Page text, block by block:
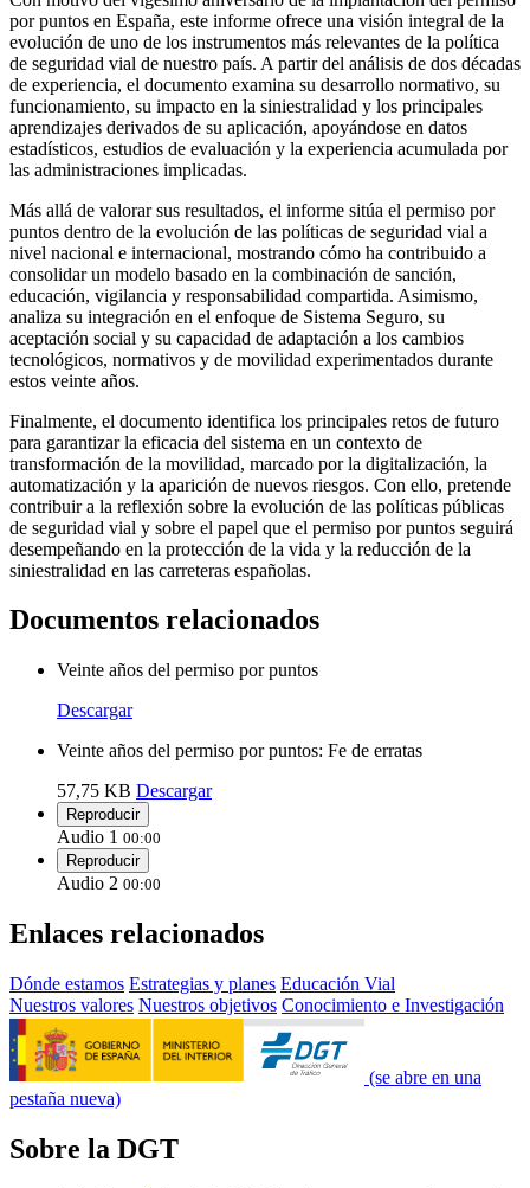
por puntos en España, este informe ofrece una visión integral de la
evolución de uno de los instrumentos más relevantes de la política
de seguridad vial de nuestro país. A partir del análisis de dos décadas
de experiencia, el documento examina su desarrollo normativo, su
funcionamiento, su impacto en la siniestralidad y los principales
aprendizajes derivados de su aplicación, apoyándose en datos
estadísticos, estudios de evaluación y la experiencia acumulada por
las administraciones implicadas.
Más allá de valorar sus resultados, el informe sitúa el permiso por
puntos dentro de la evolución de las políticas de seguridad vial a
nivel nacional e internacional, mostrando cómo ha contribuido a
consolidar un modelo basado en la combinación de sanción,
educación, vigilancia y responsabilidad compartida. Asimismo,
analiza su integración en el enfoque de Sistema Seguro, su
aceptación social y su capacidad de adaptación a los cambios
tecnológicos, normativos y de movilidad experimentados durante
estos veinte años.
Finalmente, el documento identifica los principales retos de futuro
para garantizar la eficacia del sistema en un contexto de
transformación de la movilidad, marcado por la digitalización, la
automatización y la aparición de nuevos riesgos. Con ello, pretende
contribuir a la reflexión sobre la evolución de las políticas públicas
de seguridad vial y sobre el papel que el permiso por puntos seguirá
desempeñando en la protección de la vida y la reducción de la
siniestralidad en las carreteras españolas.
Documentos relacionados
Veinte años del permiso por puntos
Descargar
Veinte años del permiso por puntos: Fe de erratas
57,75 KB Descargar
Reproducir
Audio 1 00:00
Reproducir
Audio 2 00:00
Enlaces relacionados
Dónde estamos Estrategias y planes Educación Vial
Nuestros valores Nuestros objetivos Conocimiento e Investigación
(se abre en una
pestaña nueva)
Sobre la DGT